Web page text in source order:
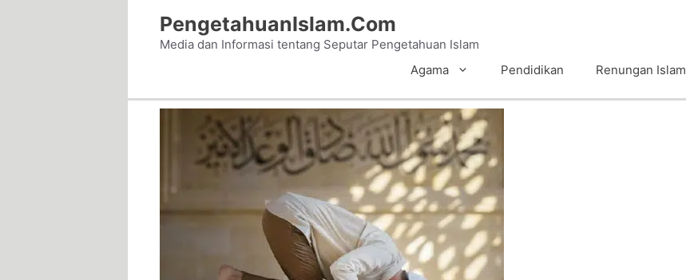
PengetahuanIslam.Com
Media dan Informasi tentang Seputar Pengetahuan Islam
Agama
Pendidikan Renungan Islam